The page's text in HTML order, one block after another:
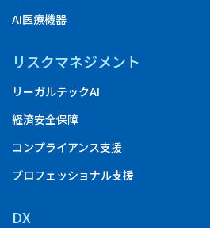
AI医療機器
リスクマネジメント
リーガルテックAI
経済安全保障
コンプライアンス支援
プロフェッショナル支援
DX